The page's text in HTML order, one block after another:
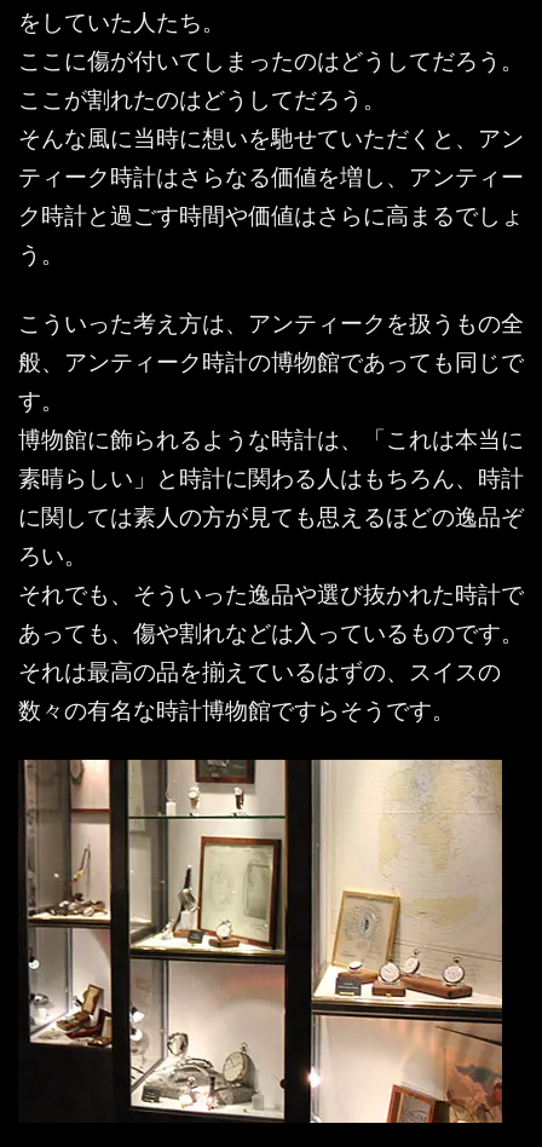
をしていた人たち。
ここに傷が付いてしまったのはどうしてだろう。
ここが割れたのはどうしてだろう。
そんな風に当時に想いを馳せていただくと、アン
ティーク時計はさらなる価値を増し、アンティー
ク時計と過ごす時間や価値はさらに高まるでしょ
う。
こういった考え方は、アンティークを扱うもの全
般、アンティーク時計の博物館であっても同じで
す。
博物館に飾られるような時計は、「これは本当に
素晴らしい」と時計に関わる人はもちろん、時計
に関しては素人の方が見ても思えるほどの逸品ぞ
ろい。
それでも、そういった逸品や選び抜かれた時計で
あっても、傷や割れなどは入っているものです。
それは最高の品を揃えているはずの、スイスの
数々の有名な時計博物館ですらそうです。